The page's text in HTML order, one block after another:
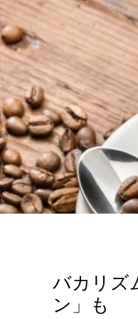
バカリズ
ン」も